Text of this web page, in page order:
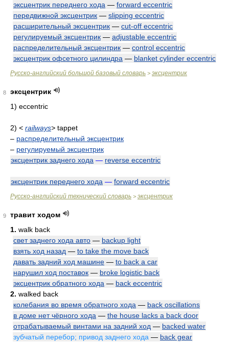
эксцентрик переднего хода — forward eccentric
передвижной эксцентрик — slipping eccentric
расширительный эксцентрик — cut-off eccentric
регулируемый эксцентрик — adjustable eccentric
распределительный эксцентрик — control eccentric
эксцентрик офсетного цилиндра — blanket cylinder eccentric
Русско-английский большой базовый словарь > эксцентрик
8
эксцентрик
1) eccentric
2) < railways> tappet
– распределительный эксцентрик
– регулируемый эксцентрик
эксцентрик заднего хода — reverse eccentric
эксцентрик переднего хода — forward eccentric
Русско-английский технический словарь > эксцентрик
9
травит ходом
1. walk back
свет заднего хода авто — backup light
взять ход назад — to take the move back
давать задний ход машине — to back a car
нарушил ход поставок — broke logistic back
эксцентрик обратного хода — back eccentric
2. walked back
колебания во время обратного хода — back oscillations
в доме нет чёрного хода — the house lacks a back door
отрабатываемый винтами на задний ход — backed water
зубчатый перебор; привод заднего хода — back gear